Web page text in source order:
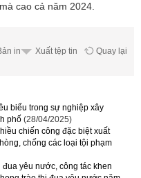
cao cả năm 2024.
Quay lại
Xuất tệp tin
in
biểu trong sự nghiệp xây
phố (28/04/2025)
chiến công đặc biệt xuất
chống các loại tội phạm
yêu nước, công tác khen